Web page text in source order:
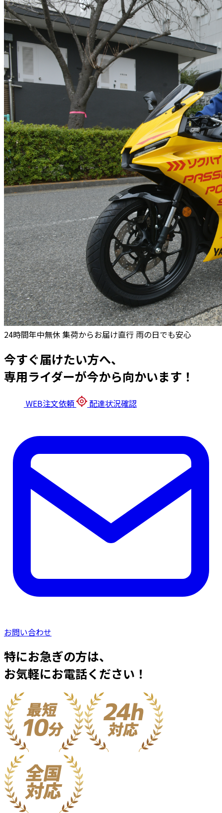
24時間年中無休 集荷からお届け直行 雨の日でも安心
今すぐ届けたい方へ、
専用ライダーが今から向かいます！
WEB注文依頼 配達状況確認
お問い合わせ
特にお急ぎの方は、
お気軽にお電話ください！